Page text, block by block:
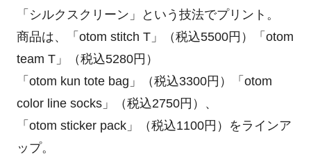
「シルクスクリーン」という技法でプリント。
商品は、「otom stitch T」（税込5500円）「otom
team T」（税込5280円）
「otom kun tote bag」（税込3300円）「otom
color line socks」（税込2750円）、
「otom sticker pack」（税込1100円）をラインア
ップ。